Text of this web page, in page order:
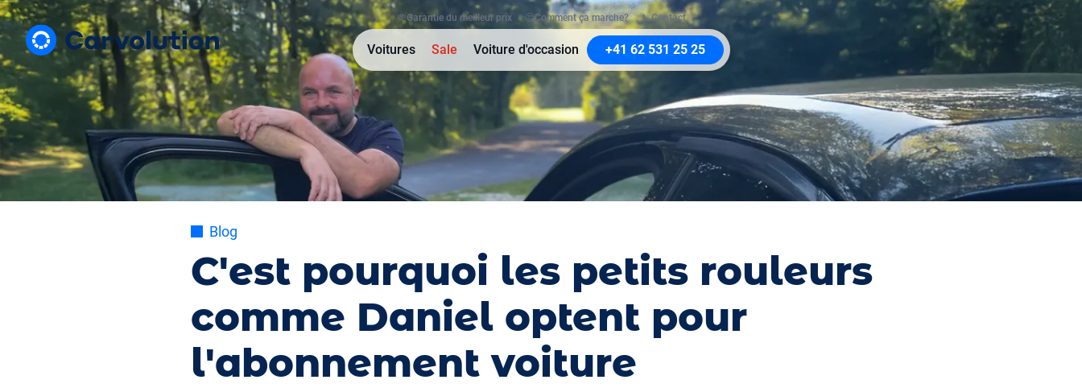
💸Garantie du meilleur prix 🤔Comment ça marche? 📞Contact
Voitures Sale Voiture d'occasion +41 62 531 25 25
Blog
C'est pourquoi les petits rouleurs
comme Daniel optent pour
l'abonnement voiture